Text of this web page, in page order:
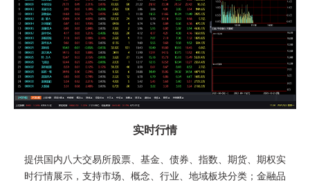
实时行情
提供国内八大交易所股票、基金、债券、指数、期货、期权实
时行情展示，支持市场、概念、行业、地域板块分类；金融品